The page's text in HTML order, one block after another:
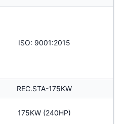
ISO: 9001:2015
REC.STA-175KW
175KW (240HP)